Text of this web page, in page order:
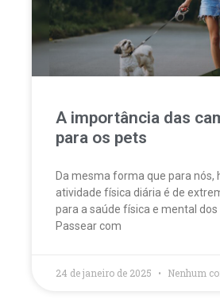
A importância das
para os pets
Da mesma forma que para nós,
atividade física diária é de
para a saúde física e mental dos
Passear com
24 de janeiro de 2025 Nenhum